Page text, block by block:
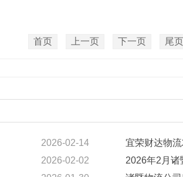
首页 上一页 下一页 尾页
2026-02-14 宜荣财达物流
2026-02-02 2026年2月诸